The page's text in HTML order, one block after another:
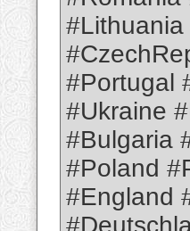
#Portugal
#Ukraine
#Bulgaria
#Poland
#England